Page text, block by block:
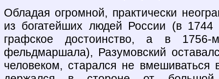
Обладая огромной, практически
из богатейших людей России (в
графское достоинство, а в
фельдмаршала), Разумовский
человеком, старался не вмешиваться